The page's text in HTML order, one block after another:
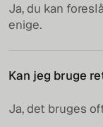
Ja, du kan
enige.
Kan jeg bruge
Ja, det bruges